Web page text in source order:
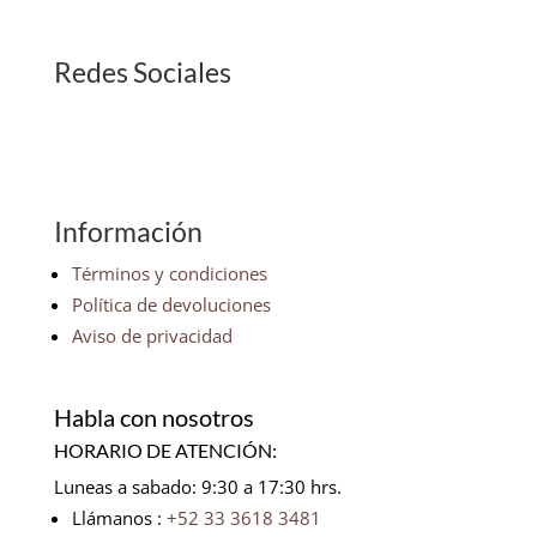
Redes Sociales
Información
Términos y condiciones
Política de devoluciones
Aviso de privacidad
Habla con nosotros
HORARIO DE ATENCIÓN:
Luneas a sabado: 9:30 a 17:30 hrs.
Llámanos : +52 33 3618 3481